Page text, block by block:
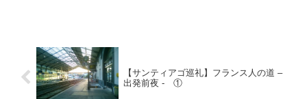
【サンティアゴ巡礼】フランス人の道 –
出発前夜 - ①